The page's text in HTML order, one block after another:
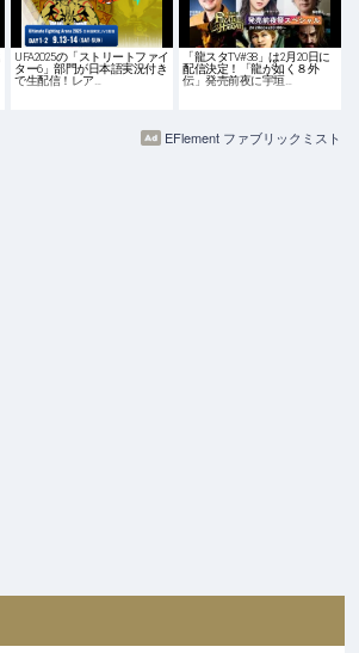
UFA2025の「ストリートファイ
ター6」部門が日本語実況付き
で生配信！レア…
「龍スタTV#38」は2月20日に
配信決定！「龍が如く８外
伝」発売前夜に宇垣…
EFlement ファブリックミスト